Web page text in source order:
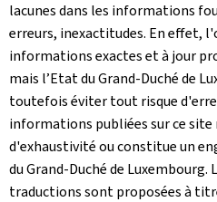
lacunes dans les informations
erreurs, inexactitudes. En effet,
informations exactes et à jour
mais l’Etat du Grand-Duché de
toutefois éviter tout risque
informations publiées sur ce site
d'exhaustivité ou constitue un
du Grand-Duché de
traductions sont proposées à